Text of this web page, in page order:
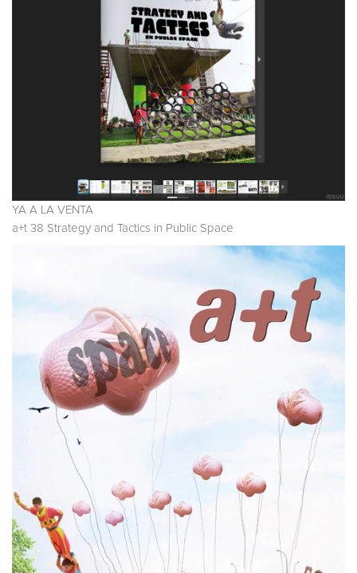
YA A LA VENTA
a+t 38 Strategy and Tactics in Public Space